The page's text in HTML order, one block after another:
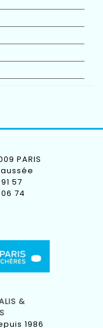
PARIS
57
74
&
1986